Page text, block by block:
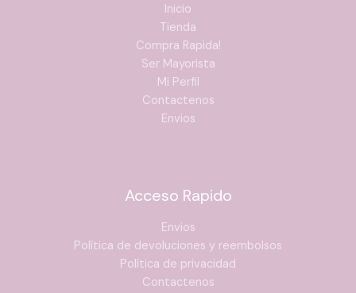
Inicio
Tienda
Compra Rapida!
Ser Mayorista
Mi Perfil
Contactenos
Envios
Acceso Rapido
Envios
Política de devoluciones y reembolsos
Política de privacidad
Contactenos